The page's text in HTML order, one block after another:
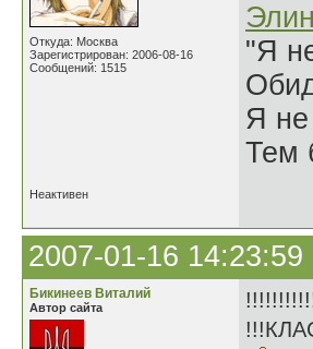
Откуда: Москва
Зарегистрирован: 2006-08-16
Сообщений: 1515
"Я
Я не
Тем
Неактивен
2007-01-16 14:23:59
Бикинеев Виталий
Автор сайта